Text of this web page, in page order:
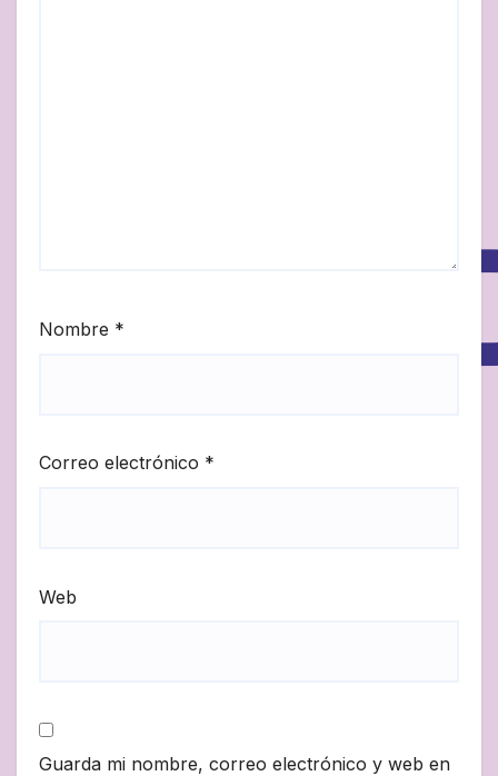
Nombre *
Correo electrónico *
Web
Guarda mi nombre, correo electrónico y web en